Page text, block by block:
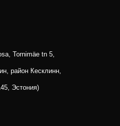
Tornimäe tn 5,
район Кесклинн,
Эстония)